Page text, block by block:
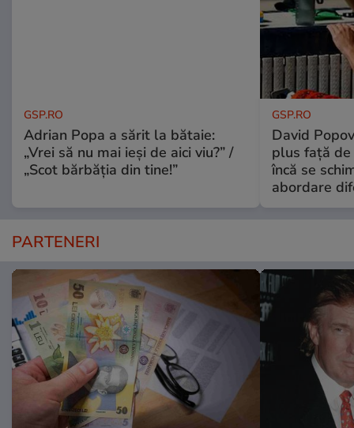
GSP.RO
Adrian Popa a sărit la bătaie:
„Vrei să nu mai ieși de aici viu?” /
„Scot bărbăția din tine!”
GSP.RO
David
plus față de
încă se
abordare
PARTENERI